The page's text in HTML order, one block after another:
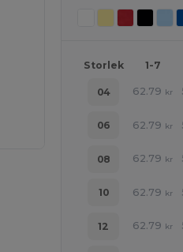
Storlek 1-7
04 62.79 kr
06 62.79 kr
08 62.79 kr
10 62.79 kr
12 62.79 kr